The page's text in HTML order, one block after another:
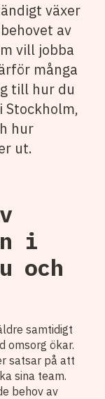
växer
av
vill jobba
många
till hur du
Stockholm,
hur
ut.
i
och
samtidigt
omsorg ökar.
satsar på att
sina team.
behov av